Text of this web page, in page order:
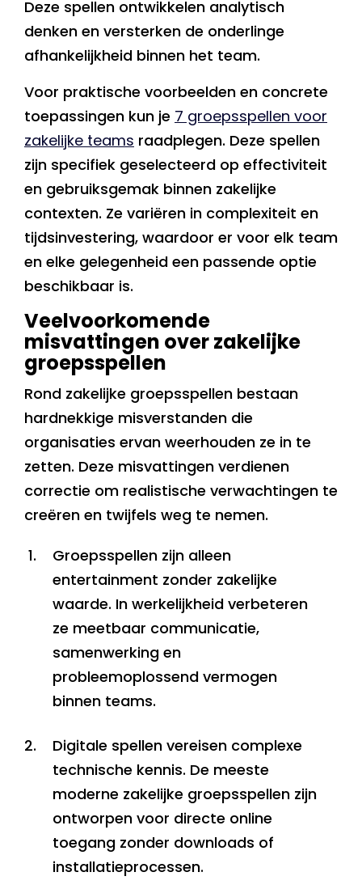
Deze spellen ontwikkelen analytisch
denken en versterken de onderlinge
afhankelijkheid binnen het team.
Voor praktische voorbeelden en concrete
toepassingen kun je 7 groepsspellen voor
zakelijke teams raadplegen. Deze spellen
zijn specifiek geselecteerd op effectiviteit
en gebruiksgemak binnen zakelijke
contexten. Ze variëren in complexiteit en
tijdsinvestering, waardoor er voor elk team
en elke gelegenheid een passende optie
beschikbaar is.
Veelvoorkomende
misvattingen over zakelijke
groepsspellen
Rond zakelijke groepsspellen bestaan
hardnekkige misverstanden die
organisaties ervan weerhouden ze in te
zetten. Deze misvattingen verdienen
correctie om realistische verwachtingen te
creëren en twijfels weg te nemen.
Groepsspellen zijn alleen
entertainment zonder zakelijke
waarde. In werkelijkheid verbeteren
ze meetbaar communicatie,
samenwerking en
probleemoplossend vermogen
binnen teams.
Digitale spellen vereisen complexe
technische kennis. De meeste
moderne zakelijke groepsspellen zijn
ontworpen voor directe online
toegang zonder downloads of
installatieprocessen.